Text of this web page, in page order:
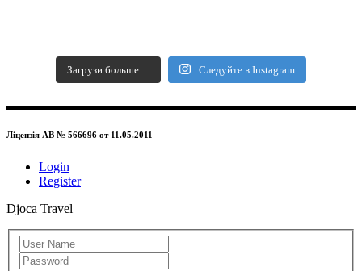
Загрузи больше… Следуйте в Instagram
Ліцензія АВ № 566696 от 11.05.2011
Login
Register
Djoca Travel